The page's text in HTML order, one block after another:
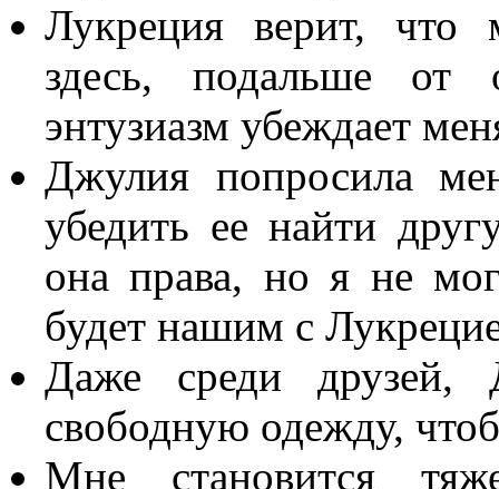
Лукреция верит, что
здесь, подальше от
энтузиазм убеждает
Джулия попросила
убедить ее найти
она права, но я не
будет нашим с
Даже среди друзей,
свободную одежду,
Мне становится